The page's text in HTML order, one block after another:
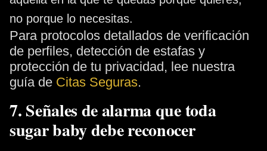
no porque lo necesitas.
Para protocolos detallados de verificación
de perfiles, detección de estafas y
protección de tu privacidad, lee nuestra
guía de Citas Seguras.
7. Señales de alarma que toda
sugar baby debe reconocer